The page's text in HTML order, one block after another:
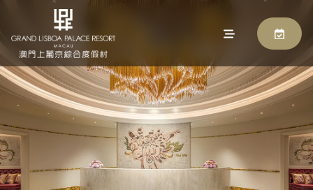
上葡京西翼水疗中心
马上预订